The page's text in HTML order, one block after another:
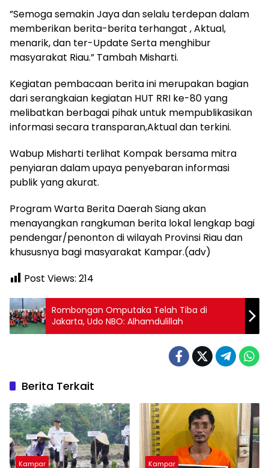
”Semoga semakin Jaya dan selalu terdepan dalam
memberikan berita-berita terhangat , Aktual,
menarik, dan ter-Update Serta menghibur
masyarakat Riau.” Tambah Misharti.
Kegiatan pembacaan berita ini merupakan bagian
dari serangkaian kegiatan HUT RRI ke-80 yang
melibatkan berbagai pihak untuk mempublikasikan
informasi secara transparan,Aktual dan terkini.
Wabup Misharti terlihat Kompak bersama mitra
penyiaran dalam upaya penyebaran informasi
publik yang akurat.
Program Warta Berita Daerah Siang akan
menayangkan rangkuman berita lokal lengkap bagi
pendengar/penonton di wilayah Provinsi Riau dan
khususnya bagi masyarakat Kampar.(adv)
Post Views: 214
Rombongan Omputaka Telah Tiba di
Jakarta, Udo NBO: Alhamdulillah
Berita Terkait
Kampar Kampar